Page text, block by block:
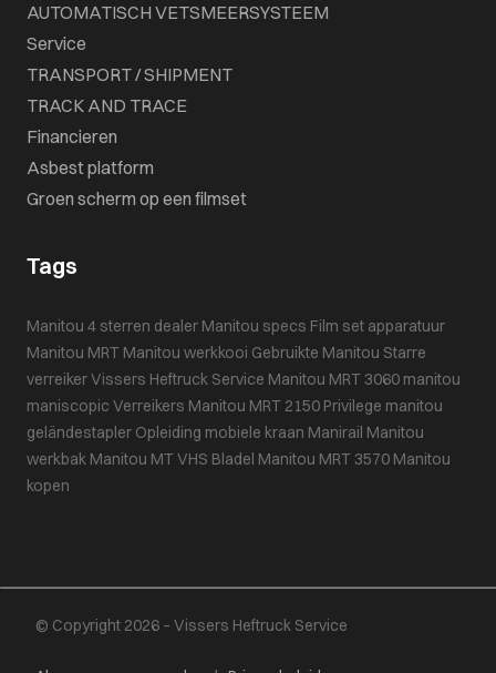
AUTOMATISCH VETSMEERSYSTEEM
Service
TRANSPORT / SHIPMENT
TRACK AND TRACE
Financieren
Asbest platform
Groen scherm op een filmset
Tags
Manitou 4 sterren dealer Manitou specs Film set apparatuur
Manitou MRT Manitou werkkooi Gebruikte Manitou Starre
verreikerVissers Heftruck Service Manitou MRT 3060 manitou
maniscopic Verreikers Manitou MRT 2150 Privilege manitou
geländestapler Opleiding mobiele kraan Manirail Manitou
werkbak Manitou MTVHS Bladel Manitou MRT 3570 Manitou
kopen
© Copyright 2026 – Vissers Heftruck Service